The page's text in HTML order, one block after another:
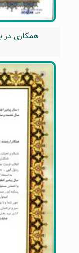
همکاری در